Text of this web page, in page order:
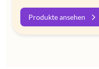
Produkte ansehen